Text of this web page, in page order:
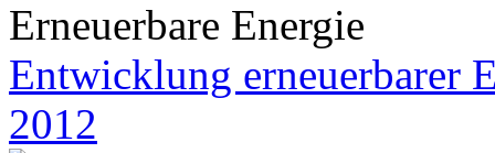
Erneuerbare Energie
Entwicklung erneuerbarer
2012